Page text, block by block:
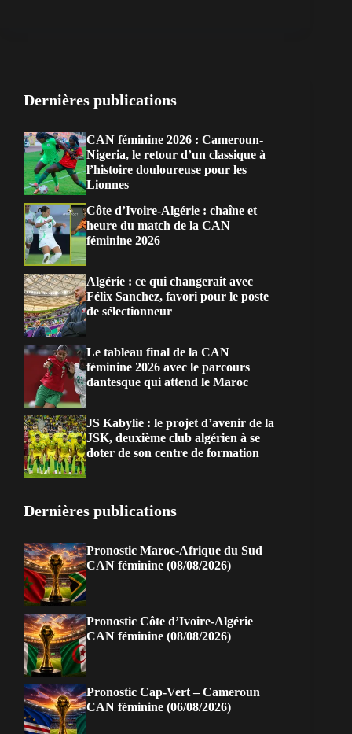
Dernières publications
CAN féminine 2026 : Cameroun-
Nigeria, le retour d’un classique à
l’histoire douloureuse pour les
Lionnes
Côte d’Ivoire-Algérie : chaîne et
heure du match de la CAN
féminine 2026
Algérie : ce qui changerait avec
Félix Sanchez, favori pour le poste
de sélectionneur
Le tableau final de la CAN
féminine 2026 avec le parcours
dantesque qui attend le Maroc
JS Kabylie : le projet d’avenir de la
JSK, deuxième club algérien à se
doter de son centre de formation
Dernières publications
Pronostic Maroc-Afrique du Sud
CAN féminine (08/08/2026)
Pronostic Côte d’Ivoire-Algérie
CAN féminine (08/08/2026)
Pronostic Cap-Vert – Cameroun
CAN féminine (06/08/2026)